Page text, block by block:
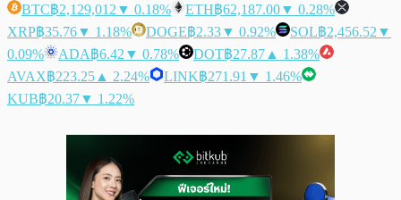
BTC฿2,129,012 ▼ 0.18% ETH฿62,187.00▼ 0.28%
XRP฿35.76▼ 1.18% DOGE฿2.33▼ 0.92% SOL฿2,456.52 ▼
0.09%
ADA฿6.42 ▼ 0.78% DOT฿27.87 ▲ 1.38%
AVAX฿223.25 ▲ 2.24% LINK฿271.91 ▼ 1.46%
KUB฿20.37▼ 1.22%